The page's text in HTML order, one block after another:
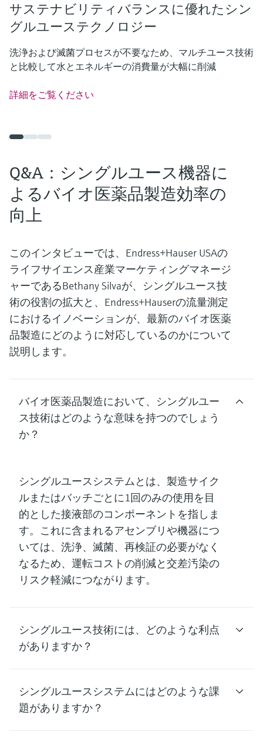
サステナビリティバランスに優れたシン
グルユーステクノロジー
洗浄および滅菌プロセスが不要なため、マルチユース技術
と比較して水とエネルギーの消費量が大幅に削減
詳細をご覧ください
Q&A：シングルユース機器に
よるバイオ医薬品製造効率の
向上
このインタビューでは、Endress+Hauser USAの
ライフサイエンス産業マーケティングマネージ
ャーであるBethany Silvaが、シングルユース技
術の役割の拡大と、Endress+Hauserの流量測定
におけるイノベーションが、最新のバイオ医薬
品製造にどのように対応しているのかについて
説明します。
バイオ医薬品製造において、シングルユー
ス技術はどのような意味を持つのでしょう
か？
シングルユースシステムとは、製造サイク
ルまたはバッチごとに1回のみの使用を目
的とした接液部のコンポーネントを指しま
す。これに含まれるアセンブリや機器につ
いては、洗浄、滅菌、再検証の必要がなく
なるため、運転コストの削減と交差汚染の
リスク軽減につながります。
シングルユース技術には、どのような利点
がありますか？
シングルユースシステムにはどのような課
題がありますか？